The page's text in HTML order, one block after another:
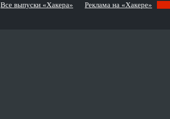
Все выпуски «Хакера» Реклама на «Хакере»